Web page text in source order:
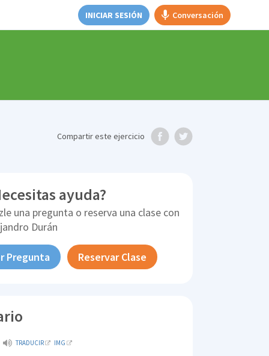
INICIAR SESIÓN Conversación
Compartireste ejercicio
ayuda?
una pregunta o reserva una clase con
Durán
Pregunta Reservar Clase
TRADUCIR IMG